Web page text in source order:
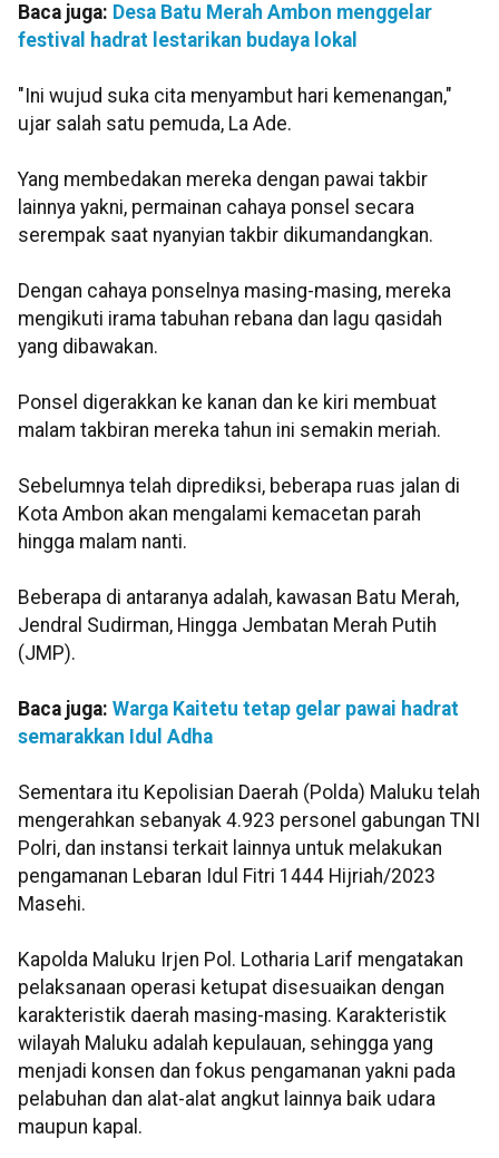
Baca juga: Desa Batu Merah Ambon menggelar
festival hadrat lestarikan budaya lokal
"Ini wujud suka cita menyambut hari kemenangan,"
ujar salah satu pemuda, La Ade.
Yang membedakan mereka dengan pawai takbir
lainnya yakni, permainan cahaya ponsel secara
serempak saat nyanyian takbir dikumandangkan.
Dengan cahaya ponselnya masing-masing, mereka
mengikuti irama tabuhan rebana dan lagu qasidah
yang dibawakan.
Ponsel digerakkan ke kanan dan ke kiri membuat
malam takbiran mereka tahun ini semakin meriah.
Sebelumnya telah diprediksi, beberapa ruas jalan di
Kota Ambon akan mengalami kemacetan parah
hingga malam nanti.
Beberapa di antaranya adalah, kawasan Batu Merah,
Jendral Sudirman, Hingga Jembatan Merah Putih
(JMP).
Baca juga: Warga Kaitetu tetap gelar pawai hadrat
semarakkan Idul Adha
Sementara itu Kepolisian Daerah (Polda) Maluku telah
mengerahkan sebanyak 4.923 personel gabungan TNI
Polri, dan instansi terkait lainnya untuk melakukan
pengamanan Lebaran Idul Fitri 1444 Hijriah/2023
Masehi.
Kapolda Maluku Irjen Pol. Lotharia Larif mengatakan
pelaksanaan operasi ketupat disesuaikan dengan
karakteristik daerah masing-masing. Karakteristik
wilayah Maluku adalah kepulauan, sehingga yang
menjadi konsen dan fokus pengamanan yakni pada
pelabuhan dan alat-alat angkut lainnya baik udara
maupun kapal.